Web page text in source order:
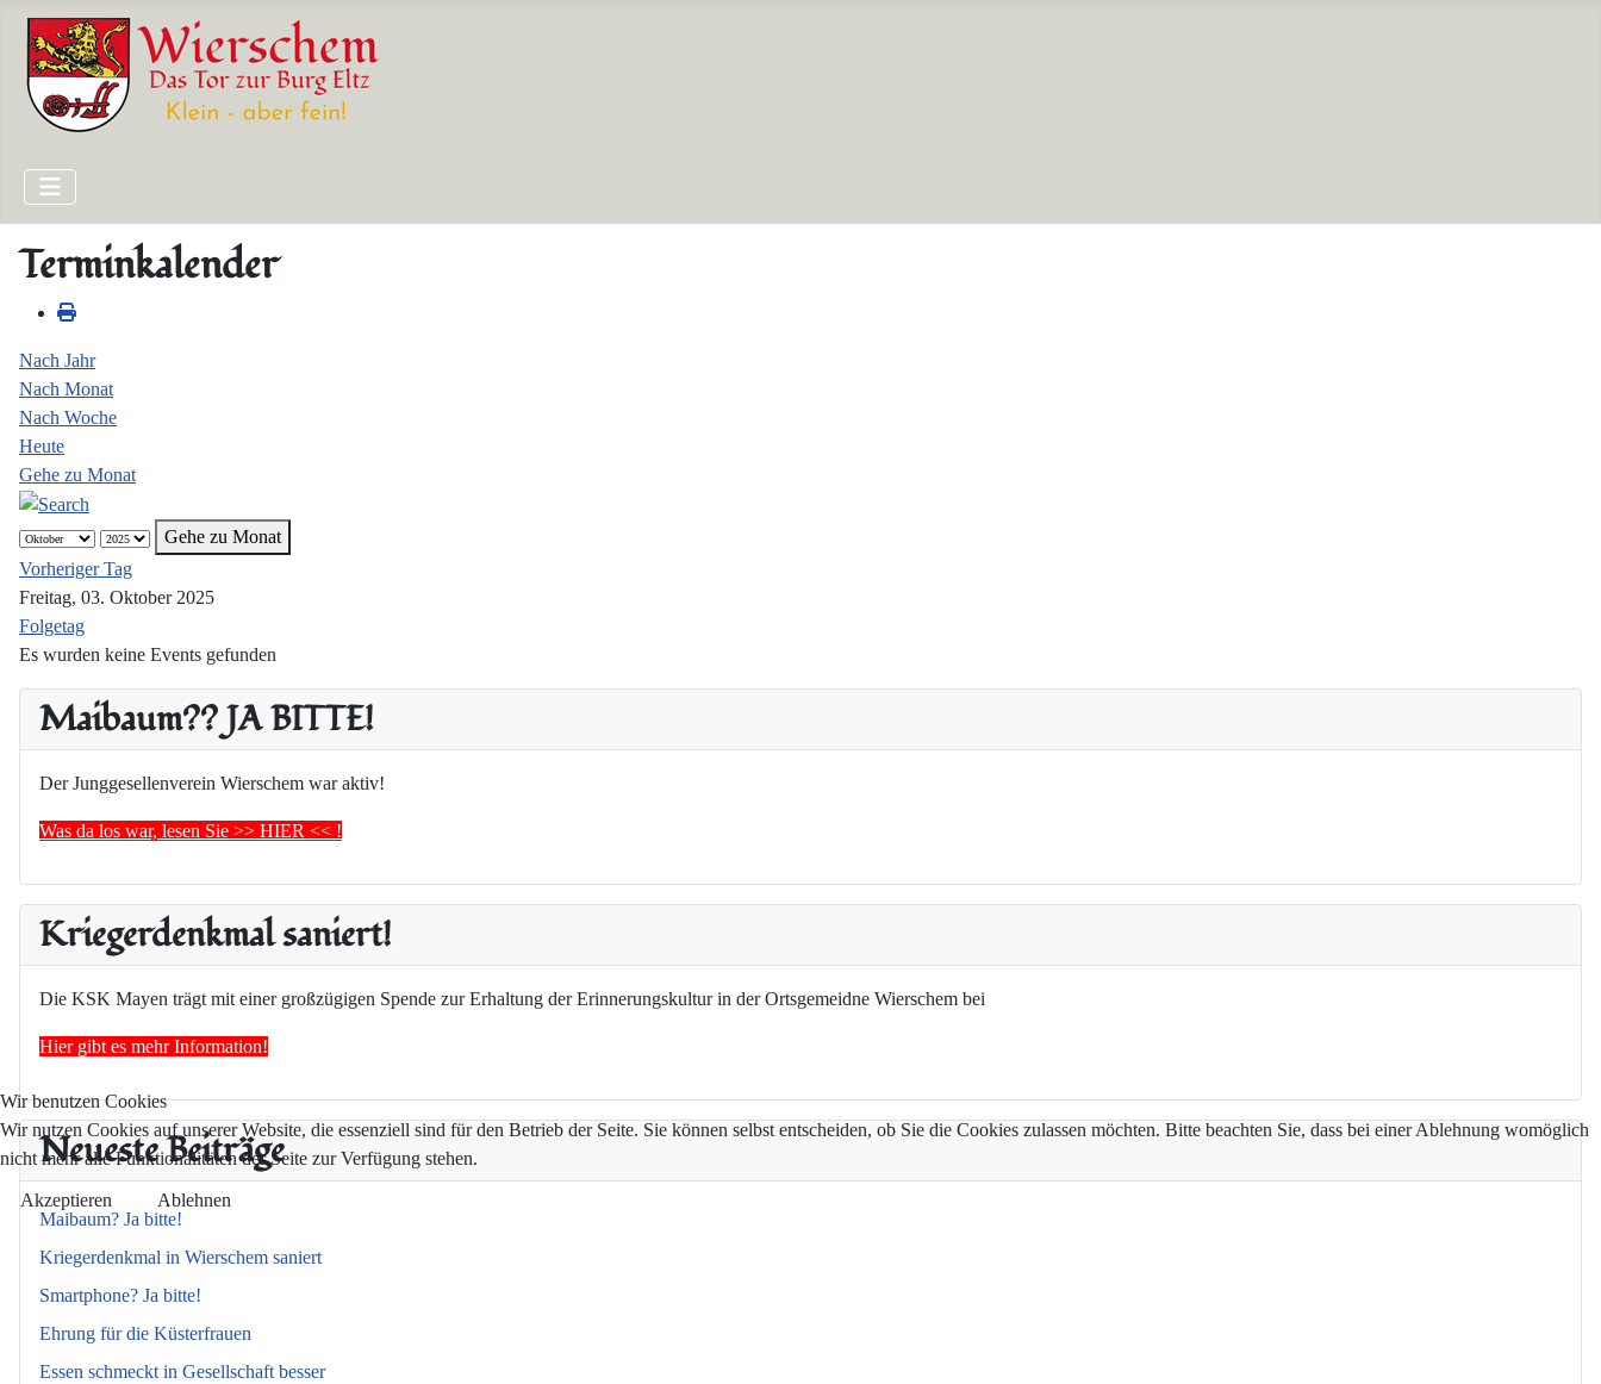
Maibaum?? JA BITTE!
Der Junggesellenverein Wierschem war aktiv!
Was da los war, lesen Sie >> HIER << !
Kriegerdenkmal saniert!
Die KSK Mayen trägt mit einer großzügigen Spende zur Erhaltung der Erinnerungskultur in der Ortsgemeidne Wierschem bei
Hier gibt es mehr Information!
Neueste Beiträge
Maibaum? Ja bitte!
Kriegerdenkmal in Wierschem saniert
Smartphone? Ja bitte!
Ehrung für die Küsterfrauen
Essen schmeckt in Gesellschaft besser
Terminkalender
Nach Jahr
Nach Monat
Nach Woche
Heute
Gehe zu Monat
Gehe zu Monat
Vorheriger Tag
Freitag, 03. Oktober 2025
Folgetag
Es wurden keine Events gefunden
Wir benutzen Cookies
Wir nutzen Cookies auf unserer Website, die essenziell sind für den Betrieb der Seite. Sie können selbst entscheiden, ob Sie die Cookies zulassen möchten. Bitte beachten Sie, dass bei einer Ablehnung womöglich
nicht mehr alle Funktionalitäten der Seite zur Verfügung stehen.
Akzeptieren Ablehnen